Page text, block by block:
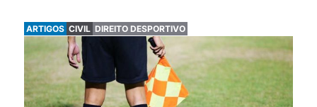
ARTIGOS CIVIL DIREITO DESPORTIVO